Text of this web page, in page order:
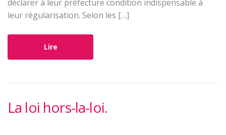
déclarer à leur préfecture condition indispensable à
leur régularisation. Selon les […]
Lire
La loi hors-la-loi.